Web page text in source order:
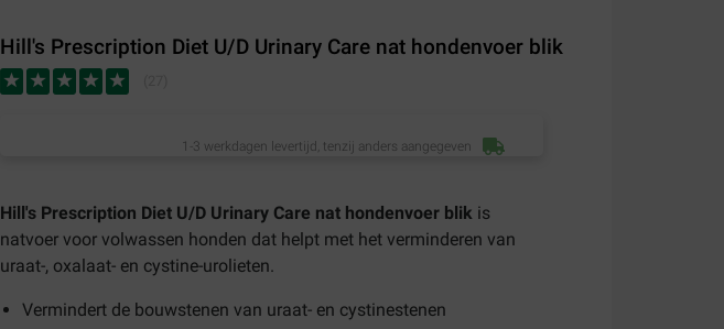
Hill's Prescription Diet U/D Urinary Care nat hondenvoer blik
1-3 werkdagen levertijd, tenzij anders aangegeven
Hill's Prescription Diet U/D Urinary Care nat hondenvoer blik is
natvoer voor volwassen honden dat helpt met het verminderen van
uraat-, oxalaat- en cystine-urolieten.
Vermindert de bouwstenen van uraat- en cystinestenen